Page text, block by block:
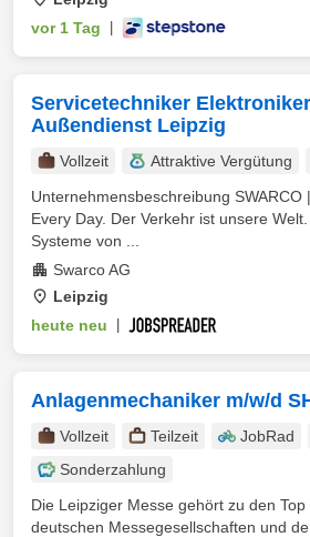
vor 1 Tag
Servicetechniker
Außendienst Leipzig
Vollzeit Attraktive Vergütung
Unternehmensbeschreibung SWARCO
Every Day. Der Verkehr ist unsere
Systeme von ...
Swarco AG
Leipzig
heute neu
Anlagenmechaniker m/w/d
Vollzeit Teilzeit JobRad
Sonderzahlung
Die Leipziger Messe gehört zu den
deutschen Messegesellschaften und